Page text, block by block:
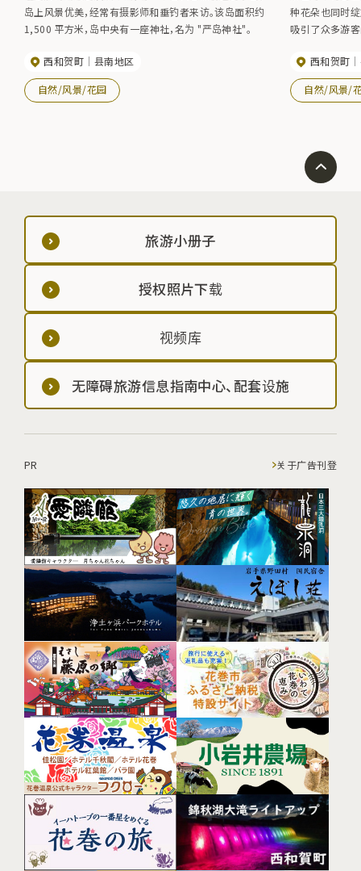
岛上风景优美，经常有摄影师和垂钓者来访。该岛面积约
1,500 平方米，岛中央有一座神社，名为 "严岛神社"。
西和贺町 县南地区
自然/风景/花园
种花朵也同时
吸引了众多游
和头鹅山。
西和贺町
自然/风景/
旅游小册子
授权照片下载
视频库
无障碍旅游信息指南中心、配套设施
PR 关于广告刊登